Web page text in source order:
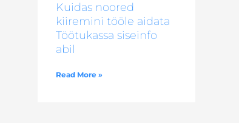
Kuidas noored
kiiremini tööle aidata
Töötukassa siseinfo
abil
Read More »